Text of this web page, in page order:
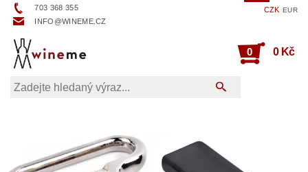
703 368 355
INFO@WINEME.CZ
CZK EUR
0 0 Kč